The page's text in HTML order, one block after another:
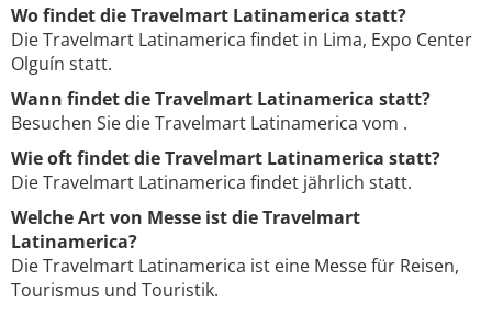
Wo findet die Travelmart Latinamerica statt?
Die Travelmart Latinamerica findet in Lima, Expo Center
Olguín statt.
Wann findet die Travelmart Latinamerica statt?
Besuchen Sie die Travelmart Latinamerica vom .
Wie oft findet die Travelmart Latinamerica statt?
Die Travelmart Latinamerica findet jährlich statt.
Welche Art von Messe ist die Travelmart
Latinamerica?
Die Travelmart Latinamerica ist eine Messe für Reisen,
Tourismus und Touristik.